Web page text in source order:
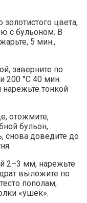
цвета,
с бульоном. В
5 мин.,
заверните по
200 °С 40 мин.
нарежьте тонкой
отожмите,
бульон,
снова доведите до
2–3 мм, нарежьте
выложите по
пополам,
«ушек».